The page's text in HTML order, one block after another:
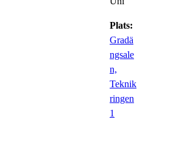
Plats:
Gradä
ngsale
n,
Teknik
ringen
1